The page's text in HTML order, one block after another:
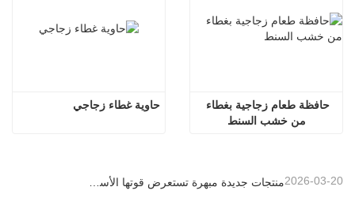
حاوية غطاء زجاجي
من خشب السنط
2026-03-20